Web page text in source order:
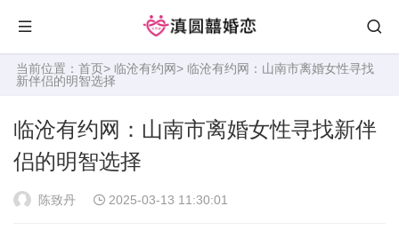
当前位置： 首页> 临沧有约网> 临沧有约网：山南市离婚女性寻找
新伴侣的明智选择
临沧有约网：山南市离婚女性寻找新伴
侣的明智选择
陈致丹 2025-03-13 11:30:01